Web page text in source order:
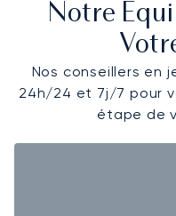
Notre
Nos conseillers en
24h/24 et 7j/7 pour
étape de